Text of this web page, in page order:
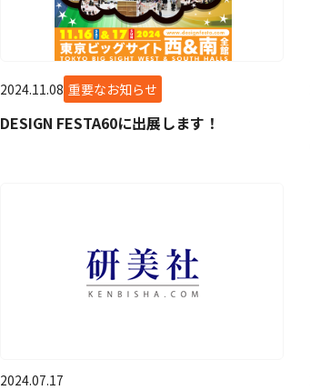
2024.11.08 重要なお知らせ
DESIGN FESTA60に出展します！
2024.07.17